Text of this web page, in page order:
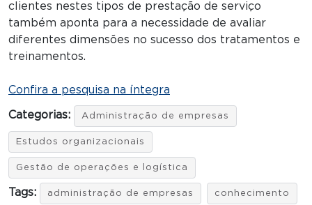
clientes nestes tipos de prestação de serviço
também aponta para a necessidade de avaliar
diferentes dimensões no sucesso dos tratamentos e
treinamentos.
Confira a pesquisa na íntegra
Categorias: Administração de empresas
Estudos organizacionais
Gestão de operações e logística
Tags: administração de empresas conhecimento